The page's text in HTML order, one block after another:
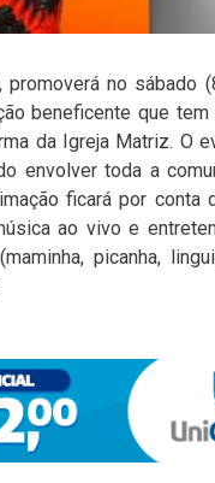
no sábado
beneficente que
da Igreja Matriz. O
envolver toda a
ficará por conta
ao vivo e
picanha,